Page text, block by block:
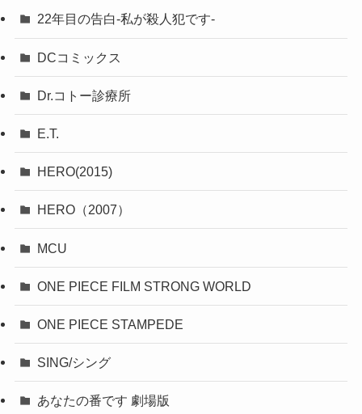
22年目の告白-私が殺人犯です-
DCコミックス
Dr.コトー診療所
E.T.
HERO(2015)
HERO（2007）
MCU
ONE PIECE FILM STRONG WORLD
ONE PIECE STAMPEDE
SING/シング
あなたの番です 劇場版